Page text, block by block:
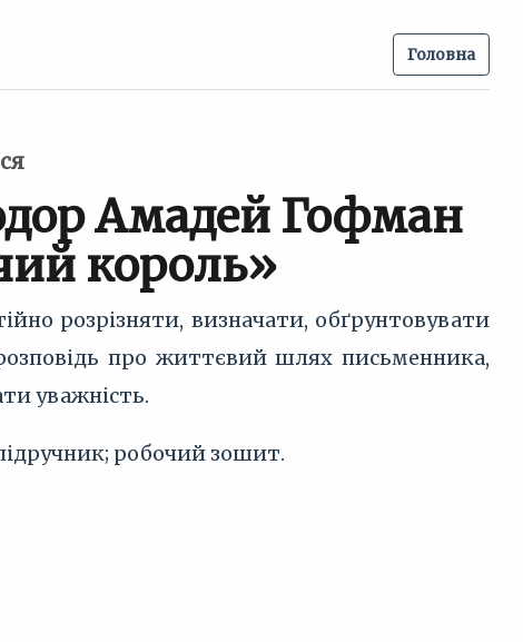
Головна
Амадей Гофман
король»
розрізняти, визначати, обґрунтовувати
про життєвий шлях письменника,
уважність.
робочий зошит.